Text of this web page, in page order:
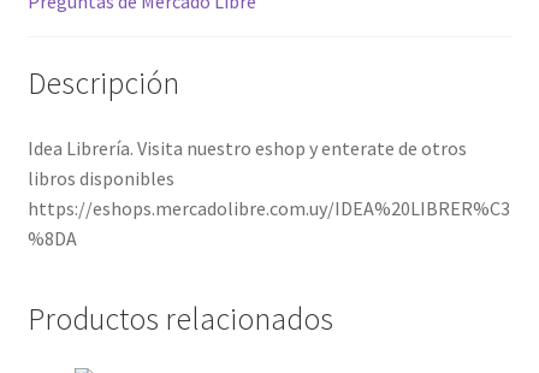
Descripción
Idea Librería. Visita nuestro eshop y enterate de otros
libros disponibles
https://eshops.mercadolibre.com.uy/IDEA%20LIBRER%C3
%8DA
Productos relacionados